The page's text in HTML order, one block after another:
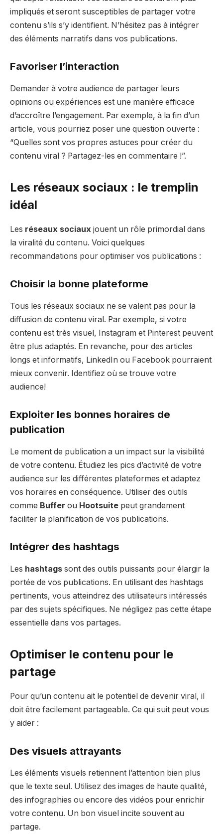
impliqués et seront susceptibles de partager votre
contenu s’ils s’y identifient. N’hésitez pas à intégrer
des éléments narratifs dans vos publications.
Favoriser l’interaction
Demander à votre audience de partager leurs
opinions ou expériences est une manière efficace
d’accroître l’engagement. Par exemple, à la fin d’un
article, vous pourriez poser une question ouverte :
“Quelles sont vos propres astuces pour créer du
contenu viral ? Partagez-les en commentaire !”.
Les réseaux sociaux : le tremplin
idéal
Les réseaux sociaux jouent un rôle primordial dans
la viralité du contenu. Voici quelques
recommandations pour optimiser vos publications :
Choisir la bonne plateforme
Tous les réseaux sociaux ne se valent pas pour la
diffusion de contenu viral. Par exemple, si votre
contenu est très visuel, Instagram et Pinterest peuvent
être plus adaptés. En revanche, pour des articles
longs et informatifs, LinkedIn ou Facebook pourraient
mieux convenir. Identifiez où se trouve votre
audience!
Exploiter les bonnes horaires de
publication
Le moment de publication a un impact sur la visibilité
de votre contenu. Étudiez les pics d’activité de votre
audience sur les différentes plateformes et adaptez
vos horaires en conséquence. Utiliser des outils
comme Buffer ou Hootsuite peut grandement
faciliter la planification de vos publications.
Intégrer des hashtags
Les hashtags sont des outils puissants pour élargir la
portée de vos publications. En utilisant des hashtags
pertinents, vous atteindrez des utilisateurs intéressés
par des sujets spécifiques. Ne négligez pas cette étape
essentielle dans vos partages.
Optimiser le contenu pour le
partage
Pour qu’un contenu ait le potentiel de devenir viral, il
doit être facilement partageable. Ce qui suit peut vous
y aider :
Des visuels attrayants
Les éléments visuels retiennent l’attention bien plus
que le texte seul. Utilisez des images de haute qualité,
des infographies ou encore des vidéos pour enrichir
votre contenu. Un bon visuel incite souvent au
partage.